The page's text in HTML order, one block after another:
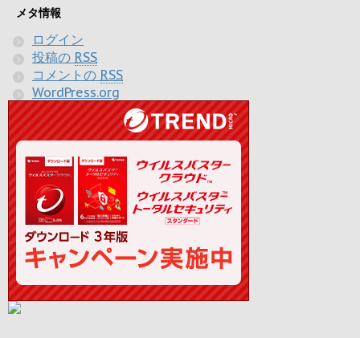
メタ情報
ログイン
投稿の RSS
コメントの RSS
WordPress.org